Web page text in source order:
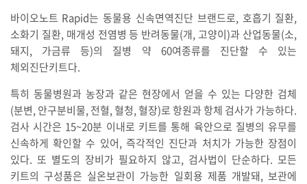
바이오노트 Rapid는 동물용 신속면역진단 브랜드로, 호흡기 질환,
소화기 질환, 매개성 전염병 등 반려동물(개, 고양이)과 산업동물(소,
돼지, 가금류 등)의 질병 약 60여종류를 진단할 수 있는
체외진단키트다.
특히 동물병원과 농장과 같은 현장에서 얻을 수 있는 다양한 검체
(분변, 안구분비물, 전혈, 혈청, 혈장)로 항원과 항체 검사가 가능하다.
검사 시간은 15~20분 이내로 키트를 통해 육안으로 질병의 유무를
신속하게 확인할 수 있어, 즉각적인 진단과 처치가 가능한 장점이
있다. 또 별도의 장비가 필요하지 않고, 검사법이 단순하다. 모든
키트의 구성품은 실온보관이 가능한 일회용 제품 개발돼, 보관에